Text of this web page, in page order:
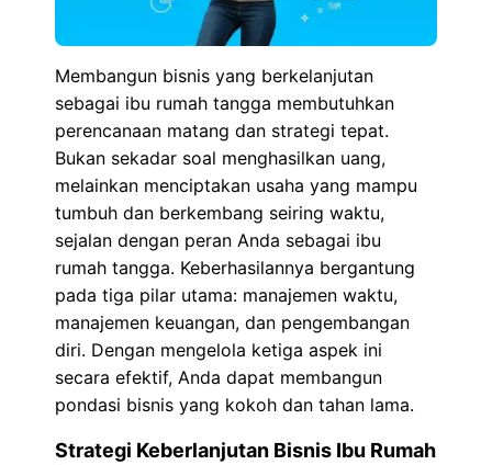
Membangun bisnis yang berkelanjutan
sebagai ibu rumah tangga membutuhkan
perencanaan matang dan strategi tepat.
Bukan sekadar soal menghasilkan uang,
melainkan menciptakan usaha yang mampu
tumbuh dan berkembang seiring waktu,
sejalan dengan peran Anda sebagai ibu
rumah tangga. Keberhasilannya bergantung
pada tiga pilar utama: manajemen waktu,
manajemen keuangan, dan pengembangan
diri. Dengan mengelola ketiga aspek ini
secara efektif, Anda dapat membangun
pondasi bisnis yang kokoh dan tahan lama.
Strategi Keberlanjutan Bisnis Ibu Rumah